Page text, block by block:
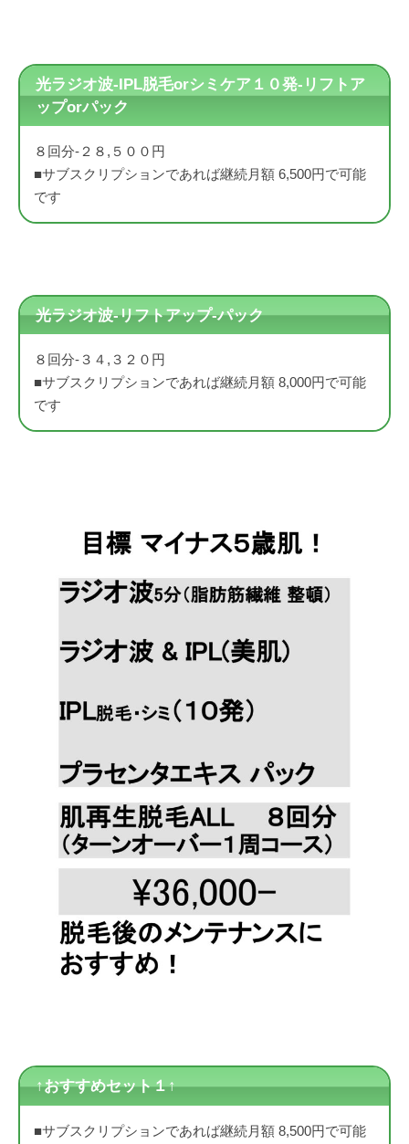
光ラジオ波-IPL脱毛orシミケア１０発-リフトア
ップorパック
８回分-２８,５００円
■サブスクリプションであれば継続月額 6,500円で可能
です
光ラジオ波-リフトアップ-パック
８回分-３４,３２０円
■サブスクリプションであれば継続月額 8,000円で可能
です
↑おすすめセット１↑
■サブスクリプションであれば継続月額 8,500円で可能